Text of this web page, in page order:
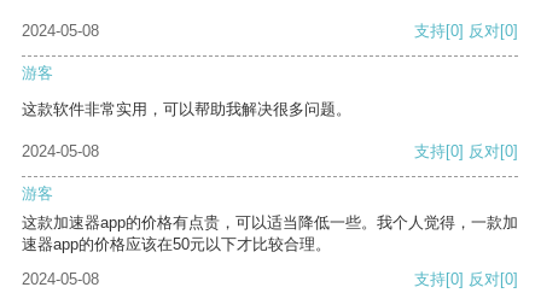
2024-05-08 支持[0] 反对[0]
游客
这款软件非常实用，可以帮助我解决很多问题。
2024-05-08 支持[0] 反对[0]
游客
这款加速器app的价格有点贵，可以适当降低一些。我个人觉得，一款加
速器app的价格应该在50元以下才比较合理。
2024-05-08
支持[0] 反对[0]